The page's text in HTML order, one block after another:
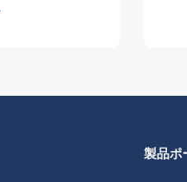
製品ポ